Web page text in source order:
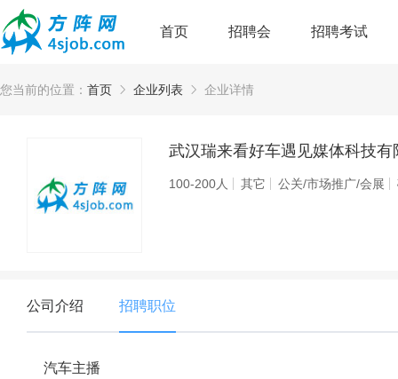
首页 招聘会 招聘考试
您当前的位置： 首页 企业列表 企业详情
武汉瑞来看好车遇见媒体科技有
100-200人 其它 公关/市场推广/会展
公司介绍 招聘职位
汽车主播